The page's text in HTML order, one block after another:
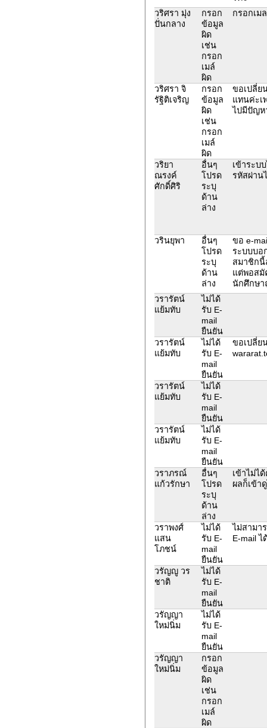
วริศรา มุ่ง
ปั่นกลาง
กรอก
ข้อมูล
ผิด
เช่น
กรอก
เมล์
ผิด
กรอกเม
วริศรา จิ
รัฐิติเจริญ
กรอก
ข้อมูล
ผิด
เช่น
กรอก
เมล์
ผิด
ขอเปลี่ย
แทนค่ะเ
ไปมีปัญห
วริยา
ณรงค์
ศักดิ์ศิริ
อื่นๆ
โปรด
ระบุ
ด้าน
ล่าง
เข้าระบ
รหัสผ่าน
วรินยุพา
อื่นๆ
โปรด
ระบุ
ด้าน
ล่าง
ขอ e-
ระบบบอ
สมาชิกนี้
แต่พอสมั
นักศึกษา
วรารัตน์
แย้มทับ
ไม่ได้
รับ E-
mail
ยืนยัน
วรารัตน์
แย้มทับ
ไม่ได้
รับ E-
mail
ยืนยัน
ขอเปลี่ย
วรารัตน์
แย้มทับ
ไม่ได้
รับ E-
mail
ยืนยัน
วรารัตน์
แย้มทับ
ไม่ได้
รับ E-
mail
ยืนยัน
วราภรณ์
แก้วรักษา
อื่นๆ
โปรด
ระบุ
ด้าน
ล่าง
เข้าไม่ไ
ผลก็เข้า
วราพงศ์
แสน
โภชน์
ไม่ได้
รับ E-
mail
ยืนยัน
ไม่สามา
E-mail ไ
วรัญญู วร
ชาติ
ไม่ได้
รับ E-
mail
ยืนยัน
วรัญญา
ใหม่นิ่ม
ไม่ได้
รับ E-
mail
ยืนยัน
วรัญญา
ใหม่นิ่ม
กรอก
ข้อมูล
ผิด
เช่น
กรอก
เมล์
ผิด